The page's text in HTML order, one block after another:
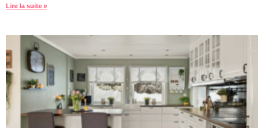
Lire la suite »